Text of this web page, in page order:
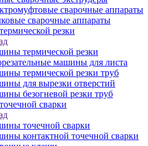
сварочные аппараты
сварочные аппараты
резки
термической резки
машины для листа
термической резки труб
для вырезки отверстий
безогневой резки труб
сварки
точечной сварки
контактной точечной сварки